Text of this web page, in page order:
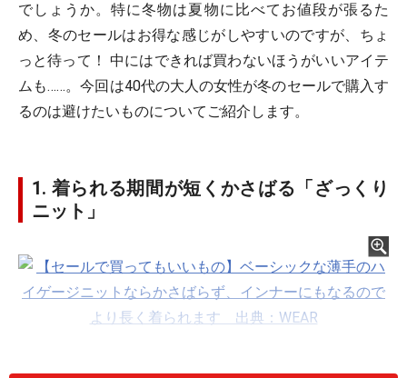
でしょうか。特に冬物は夏物に比べてお値段が張るた
め、冬のセールはお得な感じがしやすいのですが、ちょ
っと待って！ 中にはできれば買わないほうがいいアイテ
ムも……。今回は40代の大人の女性が冬のセールで購入す
るのは避けたいものについてご紹介します。
1. 着られる期間が短くかさばる「ざっくり
ニット」